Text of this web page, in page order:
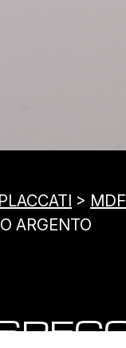
>
ARGENTO